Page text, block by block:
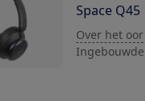
Space Q45
Over het oor